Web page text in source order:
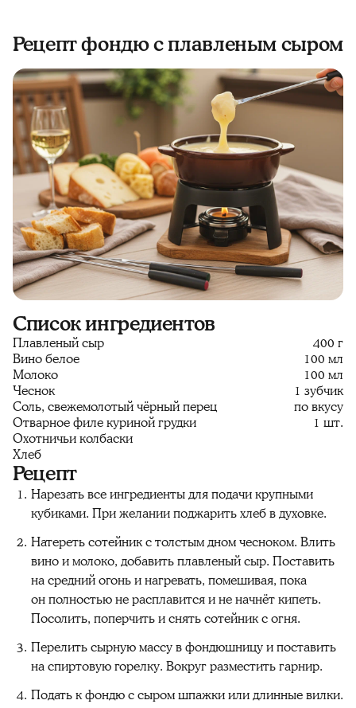
Рецепт фондю с плавленым сыром
Список ингредиентов
Плавленый сыр
400 г
Вино белое
100 мл
Молоко
100 мл
Чеснок
1 зубчик
Соль, свежемолотый чёрный перец
по вкусу
Отварное филе куриной грудки
1 шт.
Охотничьи колбаски
Хлеб
Рецепт
Нарезать все ингредиенты для подачи крупными
кубиками. При желании поджарить хлеб в духовке.
Натереть сотейник с толстым дном чесноком. Влить
вино и молоко, добавить плавленый сыр. Поставить
на средний огонь и нагревать, помешивая, пока
он полностью не расплавится и не начнёт кипеть.
Посолить, поперчить и снять сотейник с огня.
Перелить сырную массу в фондюшницу и поставить
на спиртовую горелку. Вокруг разместить гарнир.
Подать к фондю с сыром шпажки или длинные вилки.